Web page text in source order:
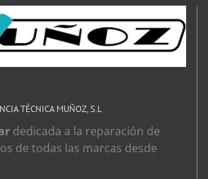
TÉCNICA MUÑOZ, S.L
dedicada a la reparación de
de todas las marcas desde